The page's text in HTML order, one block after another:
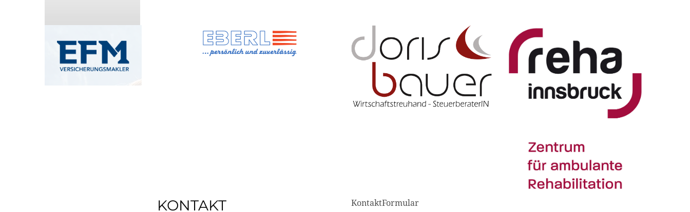
KONTAKT KontaktFormular